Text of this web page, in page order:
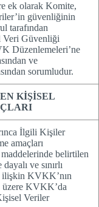
ek olarak Komite,
güvenliğinin
tarafından
Veri Güvenliği
Düzenlemeleri’ne
ve
sorumludur.
KİŞİSEL
İlgili Kişiler
amaçları
belirtilen
ve sınırlı
ilişkin KVKK’nın
üzere KVKK’da
Veriler